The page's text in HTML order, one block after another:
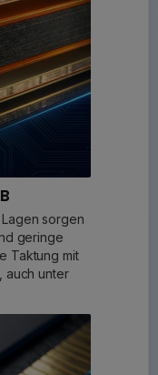
sorgen
geringe
Taktung mit
auch unter